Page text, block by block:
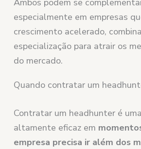
Ambos podem se
especialmente em empresas
crescimento acelerado,
especialização para atrair os
do mercado.
Quando contratar um
Contratar um headhunter é
altamente eficaz em
empresa precisa ir além dos